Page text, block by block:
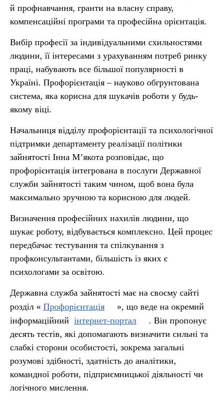
й профнавчання, гранти на власну справу,
компенсаційні програми та професійна орієнтація.
Вибір професії за індивідуальними схильностями
людини, її інтересами з урахуванням потреб ринку
праці, набувають все більшої популярності в
Україні. Профорієнтація – науково обгрунтована
система, яка корисна для шукачів роботи у будь-
якому віці.
Начальниця відділу профорієнтації та психологічної
підтримки департаменту реалізації політики
зайнятості Інна М’якота розповідає, що
профорієнтація інтегрована в послуги Державної
служби зайнятості таким чином, щоб вона була
максимально зручною та корисною для людей.
Визначення професійних нахилів людини, що
шукає роботу, відбувається комплексно. Цей процес
передбачає тестування та спілкування з
профконсультантами, більшість із яких є
психологами за освітою.
Державна служба зайнятості має на своєму сайті
розділ « Профорієнтація
», що веде на окремий
інформаційний інтернет-портал
. Він пропонує
десять тестів, які допомагають визначити сильні та
слабкі сторони особистості, зокрема загальні
розумові здібності, здатність до аналітики,
командної роботи, підприємницької діяльності чи
логічного мислення.